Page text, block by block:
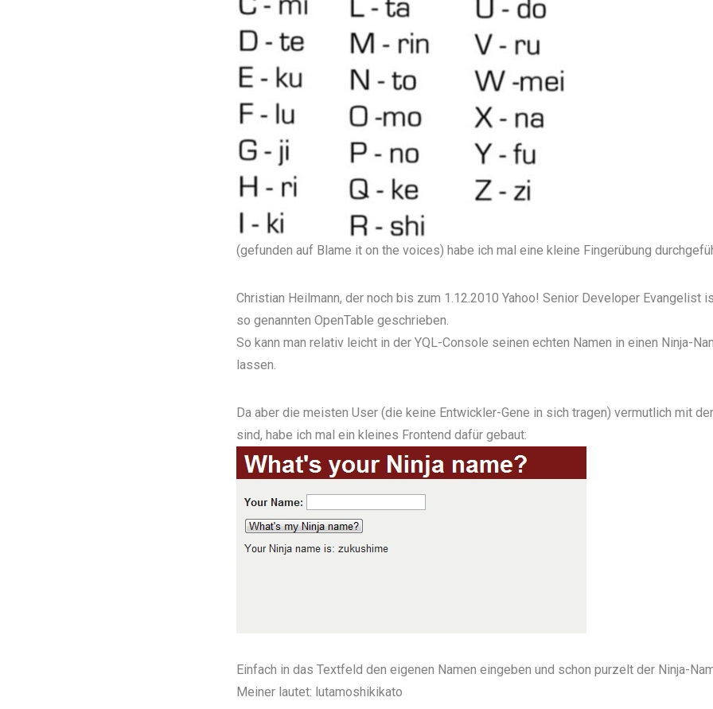
(gefunden auf Blame it on the voices) habe ich mal eine kleine Fingerübung
Christian Heilmann, der noch bis zum 1.12.2010 Yahoo! Senior Developer Evangelist
so genannten OpenTable geschrieben.
So kann man relativ leicht in der YQL-Console seinen echten Namen in einen Ninja-
lassen.
Da aber die meisten User (die keine Entwickler-Gene in sich tragen) vermutlich mit
sind, habe ich mal ein kleines Frontend dafür gebaut:
Einfach in das Textfeld den eigenen Namen eingeben und schon purzelt der Ninja-
Meiner lautet: lutamoshikikato